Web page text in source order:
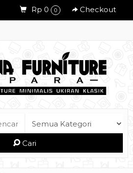
Rp 0 0 Checkout
Cari